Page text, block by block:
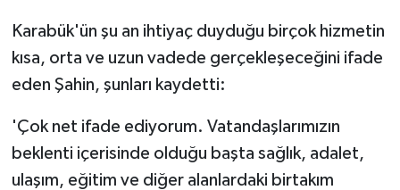
Karabük'ün şu an ihtiyaç duyduğu birçok hizmetin
kısa, orta ve uzun vadede gerçekleşeceğini ifade
eden Şahin, şunları kaydetti:
'Çok net ifade ediyorum. Vatandaşlarımızın
beklenti içerisinde olduğu başta sağlık, adalet,
ulaşım, eğitim ve diğer alanlardaki birtakım